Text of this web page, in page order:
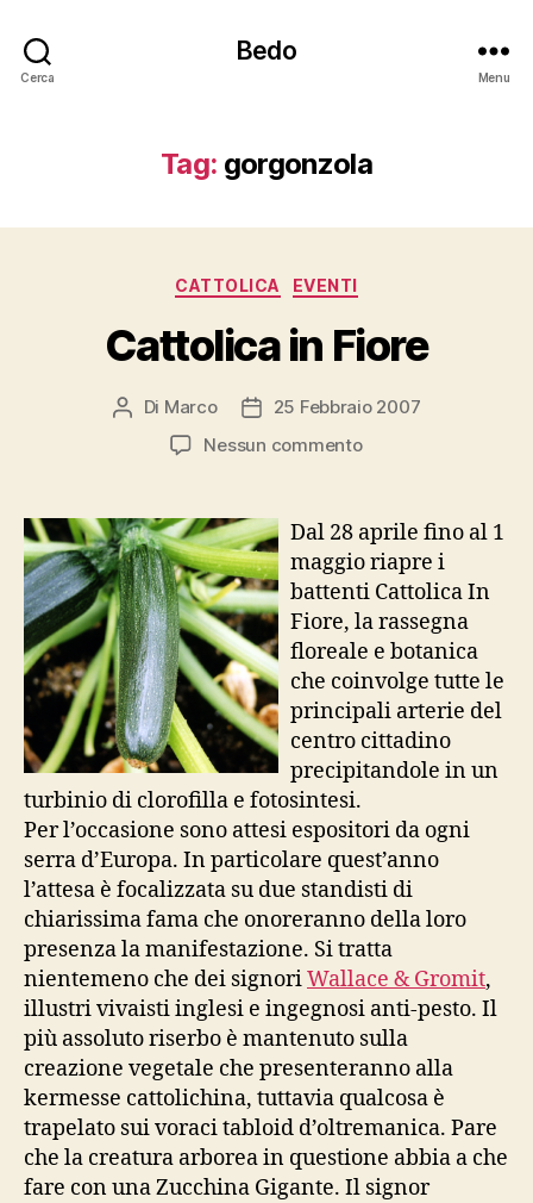
Cerca
Bedo
Menu
Tag: gorgonzola
Categorie
CATTOLICA EVENTI
Cattolica in Fiore
Autore
articolo
Di Marco
Data25 Febbraio 2007
Nessun commentosu
Fiore
Dal 28 aprile fino al 1
maggio riapre i
battenti Cattolica In
Fiore, la rassegna
floreale e botanica
che coinvolge tutte le
principali arterie del
centro cittadino
precipitandole in un
turbinio di clorofilla e fotosintesi.
Per l’occasione sono attesi espositori da ogni
serra d’Europa. In particolare quest’anno
l’attesa è focalizzata su due standisti di
chiarissima fama che onoreranno della loro
presenza la manifestazione. Si tratta
nientemeno che dei signoriWallace & Gromit,
illustri vivaisti inglesi e ingegnosi anti-pesto. Il
più assoluto riserbo è mantenuto sulla
creazione vegetale che presenteranno alla
kermesse cattolichina, tuttavia qualcosa è
trapelato sui voraci tabloid d’oltremanica. Pare
che la creatura arborea in questione abbia a che
fare con una Zucchina Gigante. Il signor